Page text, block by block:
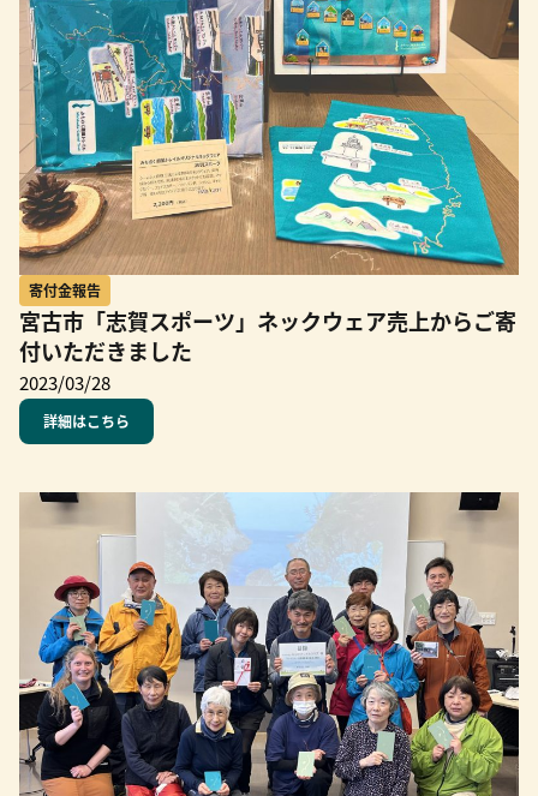
寄付金報告
宮古市「志賀スポーツ」ネックウェア売上からご寄
付いただきました
2023/03/28
詳細はこちら